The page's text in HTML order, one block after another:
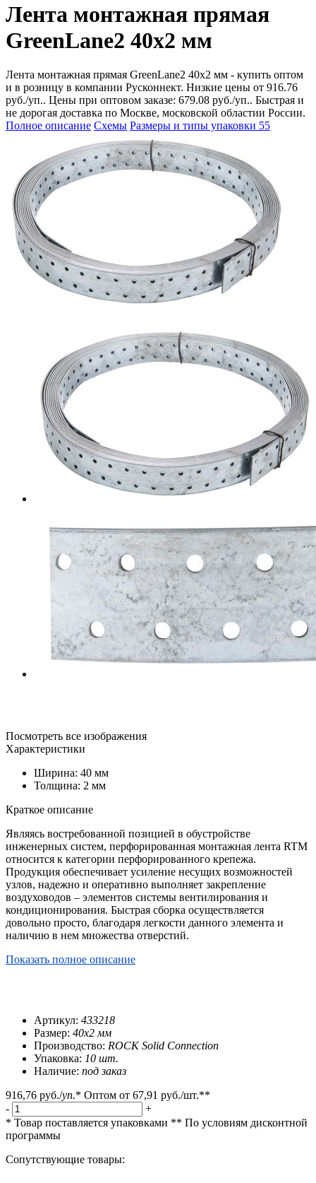
Лента монтажная прямая
GreenLane2 40x2 мм
Лента монтажная прямая GreenLane2 40x2 мм - купить оптом
и в розницу в компании Русконнект. Низкие цены от 916.76
руб./уп.. Цены при оптовом заказе: 679.08 руб./уп.. Быстрая и
не дорогая доставка по Москве, московской областии России.
Полное описание Схемы Размеры и типы упаковки 55
Посмотреть все изображения
Характеристики
Ширина: 40 мм
Толщина: 2 мм
Краткое описание
Являясь востребованной позицией в обустройстве
инженерных систем, перфорированная монтажная лента RTM
относится к категории перфорированного крепежа.
Продукция обеспечивает усиление несущих возможностей
узлов, надежно и оперативно выполняет закрепление
воздуховодов – элементов системы вентилирования и
кондиционирования. Быстрая сборка осуществляется
довольно просто, благодаря легкости данного элемента и
наличию в нем множества отверстий.
Показать полное описание
Артикул: 433218
Размер: 40x2 мм
Производство: ROCK Solid Connection
Упаковка: 10 шт.
Наличие: под заказ
916,76 руб./уп.* Оптом от 67,91 руб./шт.**
-
+
* Товар поставляется упаковками ** По условиям дисконтной
программы
Сопутствующие товары: